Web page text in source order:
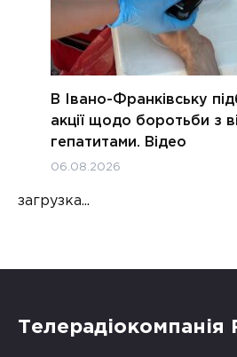
В Івано-Франківську
акції щодо боротьби з
гепатитами. Відео
06.08.2026
загрузка...
Телерадіокомпанія